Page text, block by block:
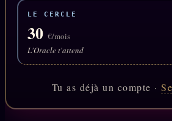
BRAQUAGE
SUSPECTE
Compte Suspendu
LE CERCLE
30 €/mois
L'Oracle t'attend
Tu as déjà un compte ·